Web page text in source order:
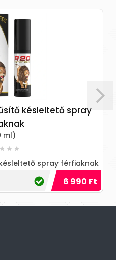
késleltető spray
ml)
spray férfiaknak
6 990 Ft